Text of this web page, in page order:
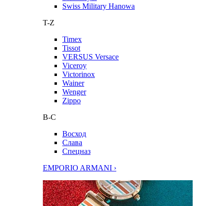
Swiss Military Hanowa
T-Z
Timex
Tissot
VERSUS Versace
Viceroy
Victorinox
Wainer
Wenger
Zippo
В-С
Восход
Слава
Спецназ
EMPORIO ARMANI ›